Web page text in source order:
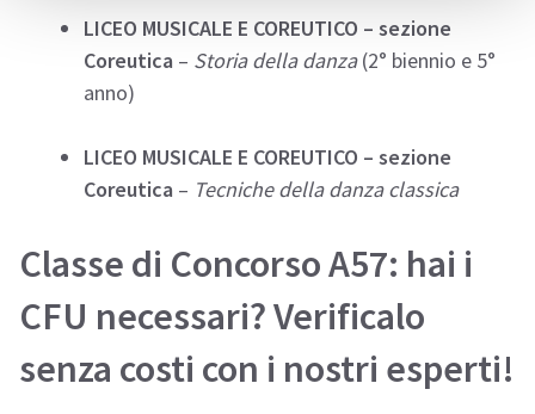
LICEO MUSICALE E COREUTICO – sezione
Coreutica – Storia della danza(2° biennio e 5°
anno)
LICEO MUSICALE E COREUTICO – sezione
Coreutica – Tecniche della danza classica
Classe di Concorso A57: hai i
CFU necessari? Verificalo
senza costi con i nostri esperti!